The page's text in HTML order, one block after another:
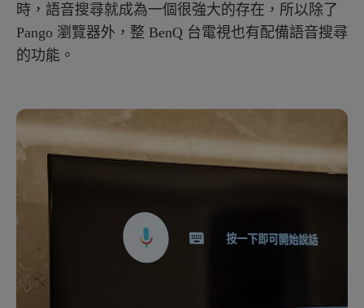
時，語音搜尋就成為一個很強大的存在，所以除了
Pango 瀏覽器外，整 BenQ 台電視也有配備語音搜尋
的功能。